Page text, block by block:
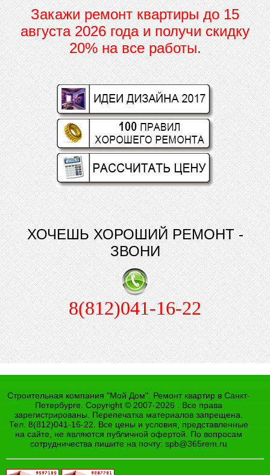
Закажи ремонт квартиры до15
августа 2026 года и получи скидку
20% на все работы.
ХОЧЕШЬ ХОРОШИЙ РЕМОНТ -
ЗВОНИ
8(812)041-16-22
Строительная компания "Мой Дом". Ремонт квартир в Санкт-
Петербурге. Copyright © 2007-2026 . Все права
зарегистрированы. Перепечатка материалов запрещена.
Тел. 8(812)041-16-22. Все цены и условия, представленные
на сайте, не являются публичной офертой. По вопросам
сотрудничества пишите на почту: spb@365rem.ru